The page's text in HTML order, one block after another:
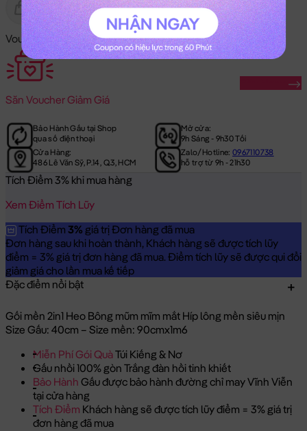
Gửi Tặng Hết Hàng
Voucher Mã Khuyến Mãi:
Săn Voucher Giảm Giá
Bảo Hành Gấu tại Shop
qua số điện thoại
Mở cửa:
9h Sáng - 9h30 Tối
Cửa Hàng:
486 Lê Văn Sỹ, P.14, Q.3, HCM
Zalo/Hotline:0967110738
hỗ trợ từ 9h - 21h30
Tích Điểm 3% khi mua hàng
Xem Điểm Tích Lũy
Tích Điểm 3% giá trị Đơn hàng đã mua
Đơn hàng sau khi hoàn thành, Khách hàng sẽ được tích lũy
điểm = 3% giá trị đơn hàng đã mua. Điểm tích lũy sẽ được qui đổi
giảm giá cho lần mua kế tiếp
Đặc điểm nổi bật
Gối mền 2in1 Heo Bông mũm mĩm mắt Híp lông mền siêu mịn
Size Gấu: 40cm – Size mền: 90cmx1m6
Miễn Phí Gói QuàTúi Kiếng & Nơ
Gấu nhồi 100% gòn Trắng đàn hồi tinh khiết
Bảo Hành Gấu được bảo hành đường chỉ may Vĩnh Viễn
tại cửa hàng
Tích Điểm Khách hàng sẽ được tích lũy điểm = 3% giá trị
đơn hàng đã mua